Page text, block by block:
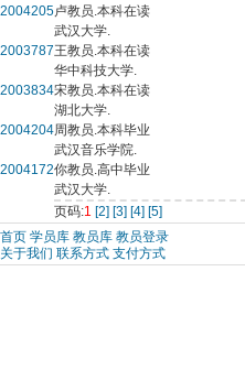
2004205卢教员.本科在读
武汉大学.
2003787王教员.本科在读
华中科技大学.
2003834宋教员.本科在读
湖北大学.
2004204周教员.本科毕业
武汉音乐学院.
2004172你教员.高中毕业
武汉大学.
页码:1 [2] [3] [4] [5]
首页 学员库 教员库 教员登录
关于我们 联系方式 支付方式